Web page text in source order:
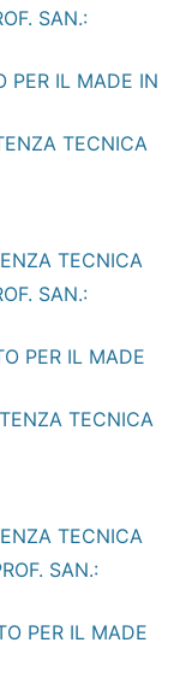
SAN.:
PER IL MADE IN
TECNICA
TECNICA
SAN.:
PER IL MADE
TECNICA
TECNICA
SAN.:
PER IL MADE